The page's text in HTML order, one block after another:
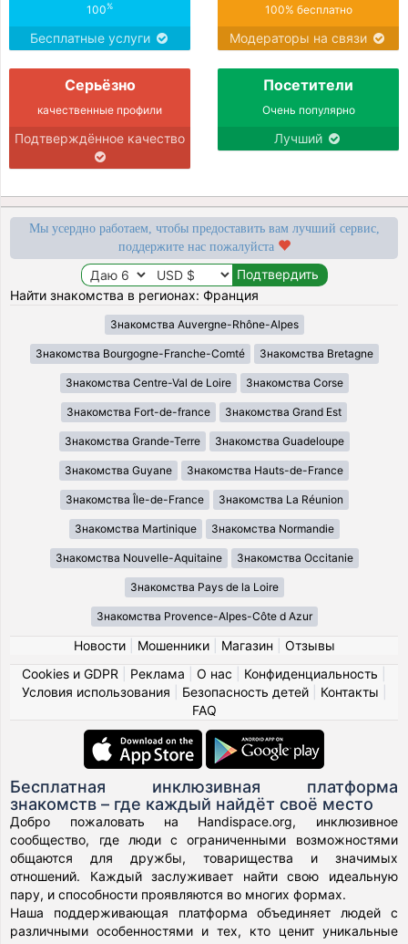
100%
Бесплатные услуги
100% бесплатно
Модераторы на связи
Серьёзно
качественные профили
Подтверждённое качество
Посетители
Очень популярно
Лучший
Мы усердно работаем, чтобы предоставить вам лучший сервис,
поддержите нас пожалуйста
Найти знакомства в регионах: Франция
Знакомства Auvergne-Rhône-Alpes
Знакомства Bourgogne-Franche-Comté Знакомства Bretagne
Знакомства Centre-Val de Loire Знакомства Corse
Знакомства Fort-de-france Знакомства Grand Est
Знакомства Grande-Terre Знакомства Guadeloupe
Знакомства Guyane Знакомства Hauts-de-France
Знакомства Île-de-France Знакомства La Réunion
Знакомства Martinique Знакомства Normandie
Знакомства Nouvelle-Aquitaine Знакомства Occitanie
Знакомства Pays de la Loire
Знакомства Provence-Alpes-Côte d Azur
Новости| Мошенники| Магазин
Отзывы
Cookies и GDPR
Реклама О нас Конфиденциальность
Условия использования
Безопасность детей| Контакты
FAQ
Бесплатная инклюзивная платформа
знакомств – где каждый найдёт своё место
Добро пожаловать на Handispace.org, инклюзивное
сообщество, где люди с ограниченными возможностями
общаются для дружбы, товарищества и значимых
отношений. Каждый заслуживает найти свою идеальную
пару, и способности проявляются во многих формах.
Наша поддерживающая платформа объединяет людей с
различными особенностями и тех, кто ценит уникальные